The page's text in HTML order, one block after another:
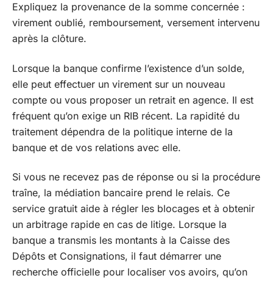
Expliquez la provenance de la somme concernée :
virement oublié, remboursement, versement intervenu
après la clôture.
Lorsque la banque confirme l’existence d’un solde,
elle peut effectuer un virement sur un nouveau
compte ou vous proposer un retrait en agence. Il est
fréquent qu’on exige un RIB récent. La rapidité du
traitement dépendra de la politique interne de la
banque et de vos relations avec elle.
Si vous ne recevez pas de réponse ou si la procédure
traîne, la médiation bancaire prend le relais. Ce
service gratuit aide à régler les blocages et à obtenir
un arbitrage rapide en cas de litige. Lorsque la
banque a transmis les montants à la Caisse des
Dépôts et Consignations, il faut démarrer une
recherche officielle pour localiser vos avoirs, qu’on